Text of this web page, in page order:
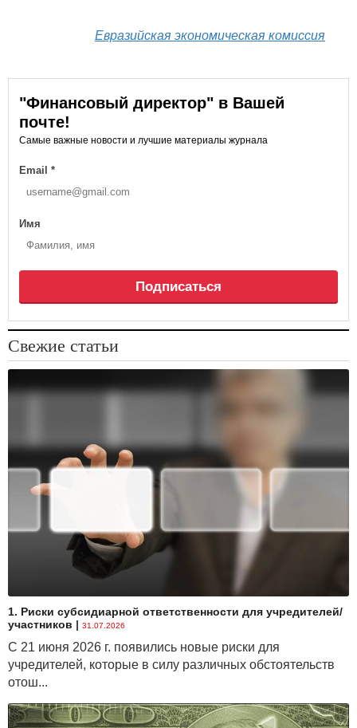
Евразийская экономическая комиссия
"Финансовый директор" в Вашей
почте!
Самые важные новости и лучшие материалы журнала
Email *
Имя
Подписаться
Свежие статьи
1. Риски субсидиарной ответственности для учредителей/
участников | 31.07.2026
С 21 июня 2026 г. появились новые риски для
учредителей, которые в силу различных обстоятельств
отош...